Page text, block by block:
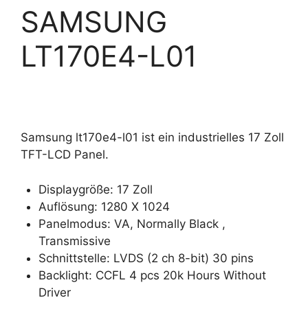
SAMSUNG
LT170E4-L01
Samsung lt170e4-l01 ist ein industrielles 17 Zoll
TFT-LCD Panel.
Displaygröße: 17 Zoll
Auflösung: 1280 X 1024
Panelmodus: VA, Normally Black ,
Transmissive
Schnittstelle: LVDS (2 ch 8-bit) 30 pins
Backlight: CCFL 4 pcs 20k Hours Without
Driver